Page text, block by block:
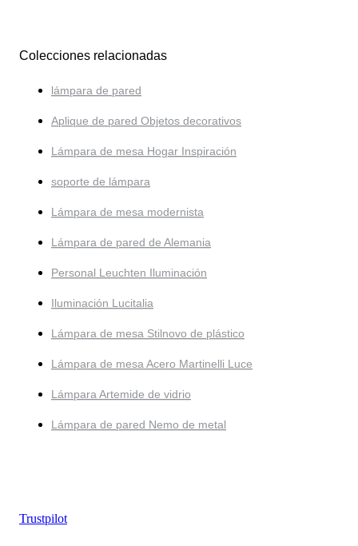
Colecciones relacionadas
lámpara de pared
Aplique de pared Objetos decorativos
Lámpara de mesa Hogar Inspiración
soporte de lámpara
Lámpara de mesa modernista
Lámpara de pared de Alemania
Personal Leuchten Iluminación
Iluminación Lucitalia
Lámpara de mesa Stilnovo de plástico
Lámpara de mesa Acero Martinelli Luce
Lámpara Artemide de vidrio
Lámpara de pared Nemo de metal
Trustpilot